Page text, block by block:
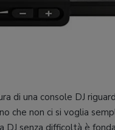
di una console DJ
che non ci si voglia
senza difficoltà è